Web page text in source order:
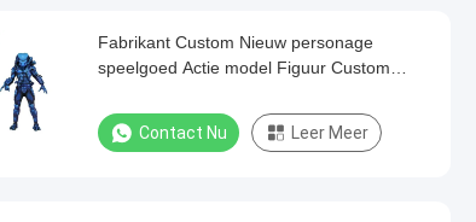
Fabrikant Custom Nieuw personage
speelgoed Actie model Figuur Custom
Contact Nu Leer Meer